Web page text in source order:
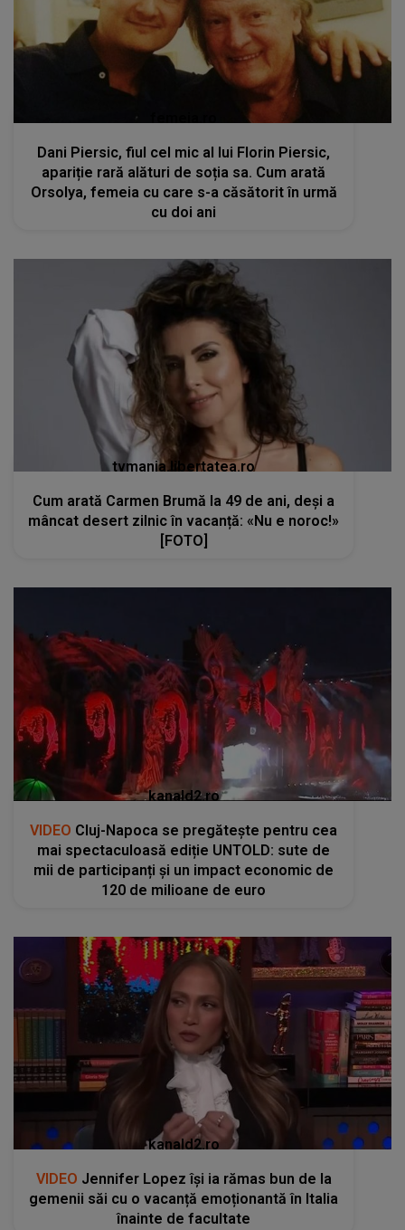
Dani Piersic, fiul cel mic al lui Florin Piersic,
apariție rară alături de soția sa. Cum arată
Orsolya, femeia cu care s-a căsătorit în urmă
cu doi ani
tvmania.libertatea.ro
Cum arată Carmen Brumă la 49 de ani, deși a
mâncat desert zilnic în vacanță: «Nu e noroc!»
[FOTO]
kanald2.ro
VIDEO Cluj-Napoca se pregătește pentru cea
mai spectaculoasă ediție UNTOLD: sute de
mii de participanți și un impact economic de
120 de milioane de euro
kanald2.ro
VIDEO Jennifer Lopez își ia rămas bun de la
gemenii săi cu o vacanță emoționantă în Italia
înainte de facultate